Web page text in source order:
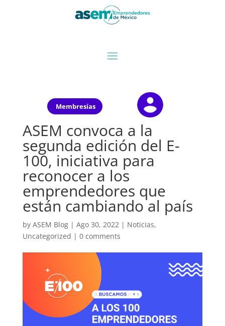
Membresías
ASEM convoca a la
segunda edición del E-
100, iniciativa para
reconocer a los
emprendedores que
están cambiando al país
by ASEM Blog| Ago 30, 2022| Noticias,
Uncategorized | 0 comments